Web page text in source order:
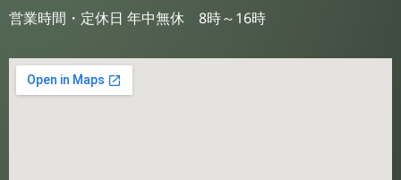
営業時間・定休日 年中無休 8時～16時